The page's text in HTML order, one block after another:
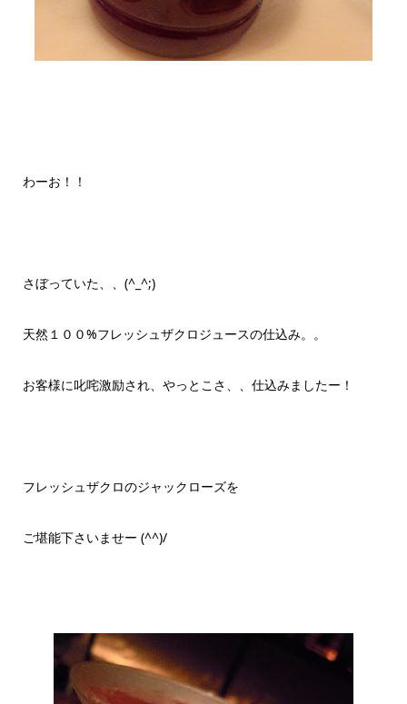
わーお！！
さぼっていた、、(^_^;)
天然１００%フレッシュザクロジュースの仕込み。。
お客様に叱咤激励され、やっとこさ、、仕込みましたー！
フレッシュザクロのジャックローズを
ご堪能下さいませー (^^)/